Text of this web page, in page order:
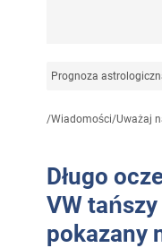
Prognoza
/Wiadomości/Uważaj
Długo
VW
pokazany